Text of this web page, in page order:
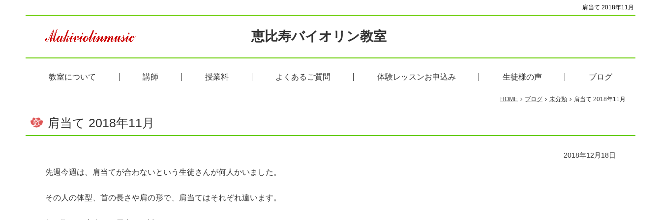
肩当て 2018年11月
恵比寿バイオリン教室
教室について 講師 授業料 よくあるご質問 体験レッスンお申込み 生徒様の声 ブログ
HOME ブログ 未分類 肩当て 2018年11月
肩当て 2018年11月
2018年12月18日
先週今週は、肩当てが合わないという生徒さんが何人かいました。
その人の体型、首の長さや肩の形で、肩当てはそれぞれ違います。